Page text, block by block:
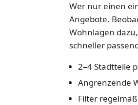
Wer nur einen
Angebote.
Wohnlagen
schneller
2–4 Stadtteile
Angrenzende
Filter